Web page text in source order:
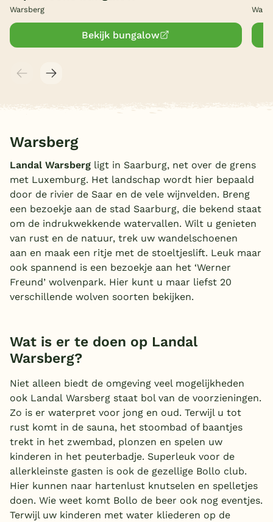
Warsberg
Bekijk bungalow
Warsberg
Landal Warsberg ligt in Saarburg, net over de grens
met Luxemburg. Het landschap wordt hier bepaald
door de rivier de Saar en de vele wijnvelden. Breng
een bezoekje aan de stad Saarburg, die bekend staat
om de indrukwekkende watervallen. Wilt u genieten
van rust en de natuur, trek uw wandelschoenen
aan en maak een ritje met de stoeltjeslift. Leuk maar
ook spannend is een bezoekje aan het ‘Werner
Freund’ wolvenpark. Hier kunt u maar liefst 20
verschillende wolven soorten bekijken.
Wat is er te doen op Landal
Warsberg?
Niet alleen biedt de omgeving veel mogelijkheden
ook Landal Warsberg staat bol van de voorzieningen.
Zo is er waterpret voor jong en oud. Terwijl u tot
rust komt in de sauna, het stoombad of baantjes
trekt in het zwembad, plonzen en spelen uw
kinderen in het peuterbadje. Superleuk voor de
allerkleinste gasten is ook de gezellige Bollo club.
Hier kunnen naar hartenlust knutselen en spelletjes
doen. Wie weet komt Bollo de beer ook nog eventjes.
Terwijl uw kinderen met water kliederen op de